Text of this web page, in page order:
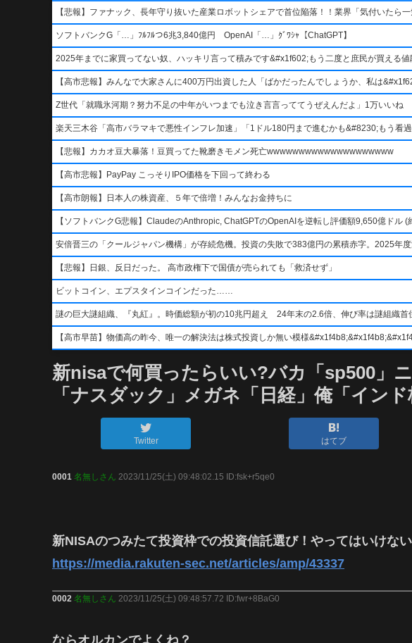
【悲報】ファナック、長年守り抜いた産業ロボットシェアで首位陥落！！業界「気付いたら
ソフトバンクG「…」ﾌﾙﾌﾙつ6兆3,840億円 OpenAI「…」ｸﾞﾜｼｬ【ChatGPT】
2025年までに家買ってない奴、ハッキリ言って積みです&#x1f602;もう二度と庶民が買える
【高市悲報】みんなで大家さんに400万円出資した人「ばかだったんでしょうか、私は
Z世代「就職氷河期？努力不足の中年がいつまでも泣き言言っててうぜえんだよ」1万いいね
楽天三木谷「高市バラマキで悪性インフレ加速」「1ドル180円まで進むかも&#8230;もう看過
【悲報】カカオ豆大暴落！豆買ってた靴磨きモメン死亡wwwwwwwwwwwwwwwwwwww
【高市悲報】PayPay こっそりIPO価格を下回って終わる
【高市朗報】日本人の株資産、５年で倍増！みんなお金持ちに
【ソフトバンクG悲報】ClaudeのAnthropic, ChatGPTのOpenAIを逆転し評価額9,650億ドル
安倍晋三の「クールジャパン機構」が存続危機。投資の失敗で383億円の累積赤字。2025年
【悲報】日銀、反日だった。 高市政権下で国債が売られても「救済せず」
ビットコイン、エプスタインコインだった……
謎の巨大謎組織、『丸紅』。時価総額が初の10兆円超え 24年末の2.6倍、伸び率は謎組織首
【高市早苗】物価高の昨今、唯一の解決法は株式投資しか無い模様
新nisaで何買ったらいい?バカ「sp500」
「ナスダック」メガネ「日経」俺「インド
Twitter はてブ
0001 名無しさん 2023/11/25(土) 09:48:02.15 ID:fsk+r5qe0
新NISAのつみたて投資枠での投資信託選び！やってはいけな
https://media.rakuten-sec.net/articles/amp/43337
0002 名無しさん 2023/11/25(土) 09:48:57.72 ID:fwr+8BaG0